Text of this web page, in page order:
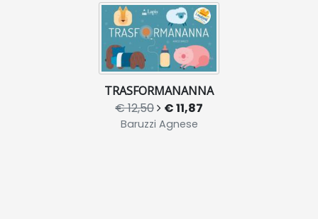
TRASFORMANANNA
€ 12,50 € 11,87
Baruzzi Agnese